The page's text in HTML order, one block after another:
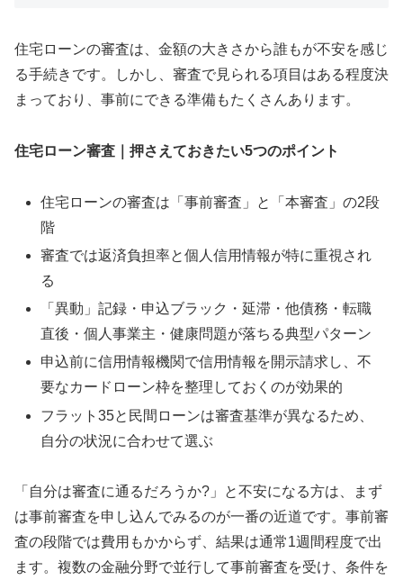
住宅ローンの審査は、金額の大きさから誰もが不安を感じ
る手続きです。しかし、審査で見られる項目はある程度決
まっており、事前にできる準備もたくさんあります。
住宅ローン審査｜押さえておきたい5つのポイント
住宅ローンの審査は「事前審査」と「本審査」の2段
階
審査では返済負担率と個人信用情報が特に重視され
る
「異動」記録・申込ブラック・延滞・他債務・転職
直後・個人事業主・健康問題が落ちる典型パターン
申込前に信用情報機関で信用情報を開示請求し、不
要なカードローン枠を整理しておくのが効果的
フラット35と民間ローンは審査基準が異なるため、
自分の状況に合わせて選ぶ
「自分は審査に通るだろうか?」と不安になる方は、まず
は事前審査を申し込んでみるのが一番の近道です。事前審
査の段階では費用もかからず、結果は通常1週間程度で出
ます。複数の金融分野で並行して事前審査を受け、条件を